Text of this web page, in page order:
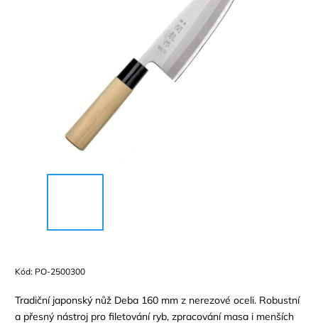
Kód: PO-2500300
Tradiční japonský nůž Deba 160 mm z nerezové oceli. Robustní
a přesný nástroj pro filetování ryb, zpracování masa i menších